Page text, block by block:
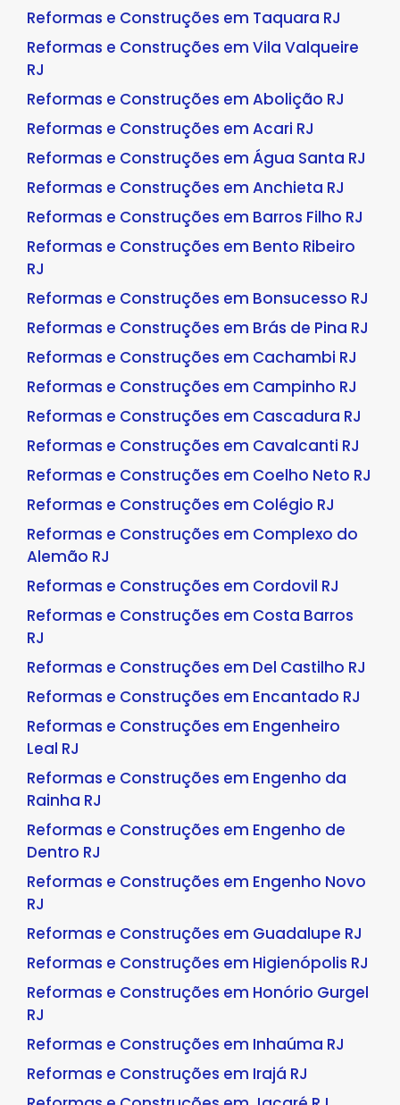
Reformas e Construções em Taquara RJ
Reformas e Construções em Vila Valqueire
RJ
Reformas e Construções em Abolição RJ
Reformas e Construções em Acari RJ
Reformas e Construções em Água Santa RJ
Reformas e Construções em Anchieta RJ
Reformas e Construções em Barros Filho RJ
Reformas e Construções em Bento Ribeiro
RJ
Reformas e Construções em Bonsucesso RJ
Reformas e Construções em Brás de Pina RJ
Reformas e Construções em Cachambi RJ
Reformas e Construções em Campinho RJ
Reformas e Construções em Cascadura RJ
Reformas e Construções em Cavalcanti RJ
Reformas e Construções em Coelho Neto RJ
Reformas e Construções em Colégio RJ
Reformas e Construções em Complexo do
Alemão RJ
Reformas e Construções em Cordovil RJ
Reformas e Construções em Costa Barros
RJ
Reformas e Construções em Del Castilho RJ
Reformas e Construções em Encantado RJ
Reformas e Construções em Engenheiro
Leal RJ
Reformas e Construções em Engenho da
Rainha RJ
Reformas e Construções em Engenho de
Dentro RJ
Reformas e Construções em Engenho Novo
RJ
Reformas e Construções em Guadalupe RJ
Reformas e Construções em Higienópolis RJ
Reformas e Construções em Honório Gurgel
RJ
Reformas e Construções em Inhaúma RJ
Reformas e Construções em Irajá RJ